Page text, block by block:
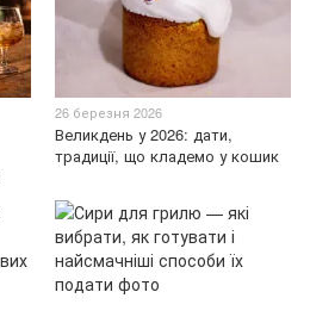
26 березня 2026
Великдень у 2026: дати,
традиції, що кладемо у кошик